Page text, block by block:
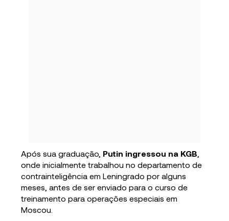
Após sua graduação, Putin ingressou na KGB
onde inicialmente trabalhou no departamento de
contrainteligência em Leningrado por alguns
meses, antes de ser enviado para o curso de
treinamento para operações especiais em
Moscou.